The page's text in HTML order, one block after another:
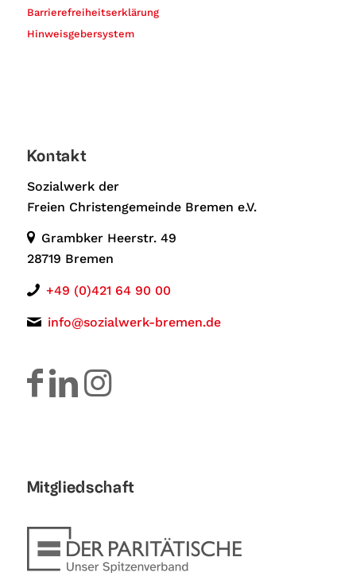
Barrierefreiheitserklärung
Hinweisgebersystem
Kontakt
Sozialwerk der
Freien Christengemeinde Bremen e.V.
Grambker Heerstr. 49
28719 Bremen
+49 (0)421 64 90 00
info@sozialwerk-bremen.de
Mitgliedschaft